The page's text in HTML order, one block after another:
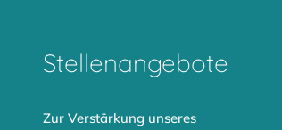
Stellenangebote
Zur Verstärkung unseres